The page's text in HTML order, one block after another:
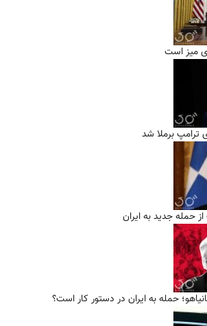
میز است
برملا شد
حمله جدید به ایران
حمله به ایران در دستور کار است؟